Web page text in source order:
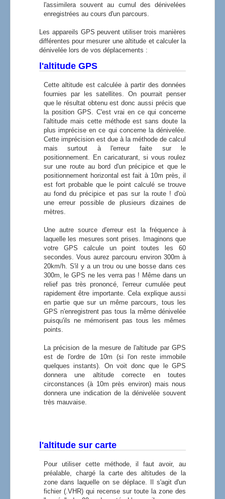
l'assimilera souvent au cumul des dénivelées
enregistrées au cours d'un parcours.
Les appareils GPS peuvent utiliser trois manières
différentes pour mesurer une altitude et calculer la
dénivelée lors de vos déplacements :
l'altitude GPS
Cette altitude est calculée à partir des données
fournies par les satellites. On pourrait penser
que le résultat obtenu est donc aussi précis que
la position GPS. C'est vrai en ce qui concerne
l'altitude mais cette méthode est sans doute la
plus imprécise en ce qui concerne la dénivelée.
Cette imprécision est due à la méthode de calcul
mais surtout à l'erreur faite sur le
positionnement. En caricaturant, si vous roulez
sur une route au bord d'un précipice et que le
positionnement horizontal est fait à 10m près, il
est fort probable que le point calculé se trouve
au fond du précipice et pas sur la route ! d'où
une erreur possible de plusieurs dizaines de
mètres.
Une autre source d'erreur est la fréquence à
laquelle les mesures sont prises. Imaginons que
votre GPS calcule un point toutes les 60
secondes. Vous aurez parcouru environ 300m à
20km/h. S'il y a un trou ou une bosse dans ces
300m, le GPS ne les verra pas ! Même dans un
relief pas très prononcé, l'erreur cumulée peut
rapidement être importante. Cela explique aussi
en partie que sur un même parcours, tous les
GPS n'enregistrent pas tous la même dénivelée
puisqu'ils ne mémorisent pas tous les mêmes
points.
La précision de la mesure de l'altitude par GPS
est de l'ordre de 10m (si l'on reste immobile
quelques instants). On voit donc que le GPS
donnera une altitude correcte en toutes
circonstances (à 10m près environ) mais nous
donnera une indication de la dénivelée souvent
très mauvaise.
l'altitude sur carte
Pour utiliser cette méthode, il faut avoir, au
préalable, chargé la carte des altitudes de la
zone dans laquelle on se déplace. Il s'agit d'un
fichier (.VHR) qui recense sur toute la zone des